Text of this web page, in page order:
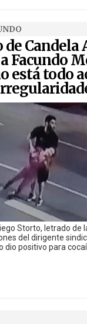
de Candela
Facundo
está todo
Storto, letrado de
del dirigente
dio positivo para